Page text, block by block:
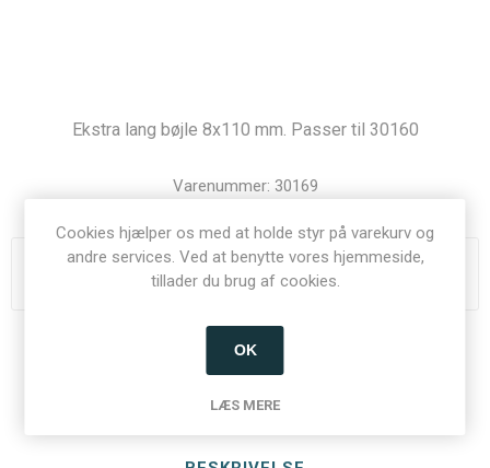
Ekstra lang bøjle 8x110 mm. Passer til 30160
Varenummer: 30169
Du skal være logget ind for at se priser
Del:
Cookies hjælper os med at holde styr på varekurv og
andre services. Ved at benytte vores hjemmeside,
tillader du brug af cookies.
OK
LÆS MERE